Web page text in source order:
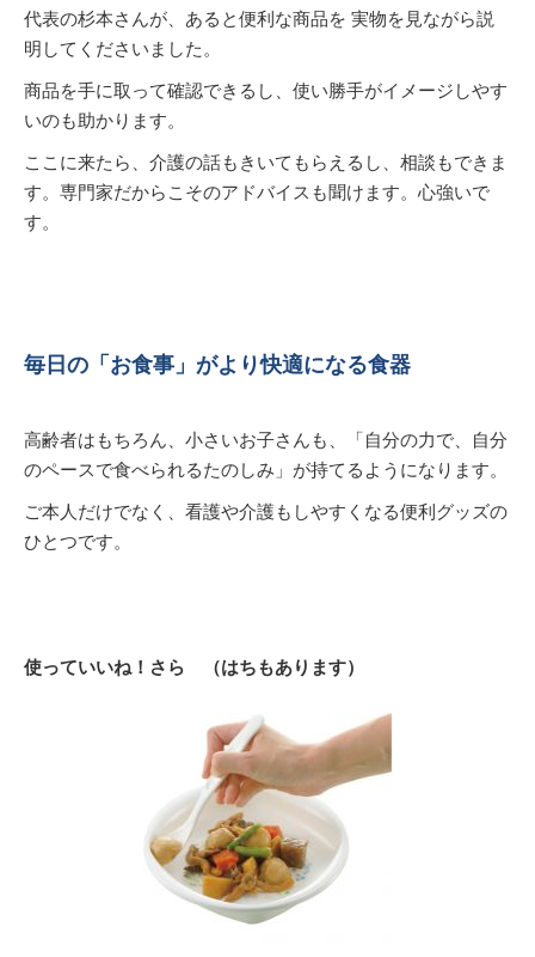
代表の杉本さんが、あると便利な商品を 実物を見ながら説
明してくださいました。
商品を手に取って確認できるし、使い勝手がイメージしやす
いのも助かります。
ここに来たら、介護の話もきいてもらえるし、相談もできま
す。専門家だからこそのアドバイスも聞けます。心強いで
す。
毎日の「お食事」がより快適になる食器
高齢者はもちろん、小さいお子さんも、「自分の力で、自分
のペースで食べられるたのしみ」が持てるようになります。
ご本人だけでなく、看護や介護もしやすくなる便利グッズの
ひとつです。
使っていいね！さら （はちもあります）